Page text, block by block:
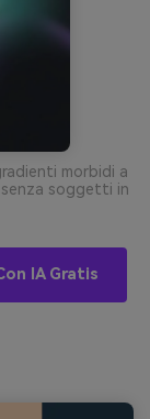
morbidi a
soggetti in
IA Gratis